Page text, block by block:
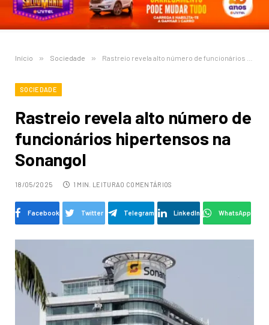
Início » Sociedade » Rastreio revela alto número de funcionários hipertensos na Sonangol
SOCIEDADE
Rastreio revela alto número de
funcionários hipertensos na
Sonangol
18/05/2025 1 MIN. LEITURA0 COMENTÁRIOS
Facebook Twitter Telegram LinkedIn WhatsApp